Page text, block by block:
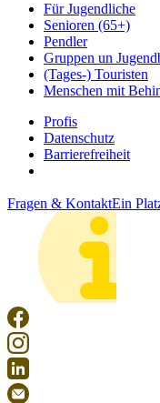
Für Jugendliche
Senioren (65+)
Pendler
Gruppen un
(Tages-) Touristen
Menschen mit
Profis
Datenschutz
Barrierefreiheit
Fragen & KontaktEin